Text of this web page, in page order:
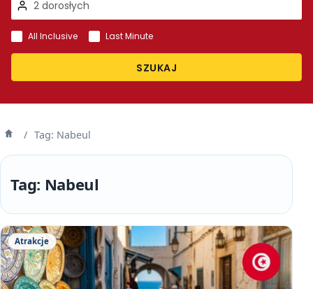
SZUKAJ
All Inclusive Last Minute
Strona
/ Tag: Nabeul
Tag: Nabeul
Atrakcje